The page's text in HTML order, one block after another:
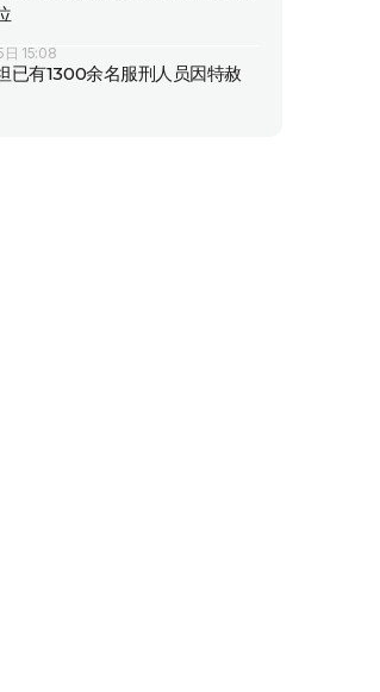
15:08
已有1300余名服刑人员因特赦